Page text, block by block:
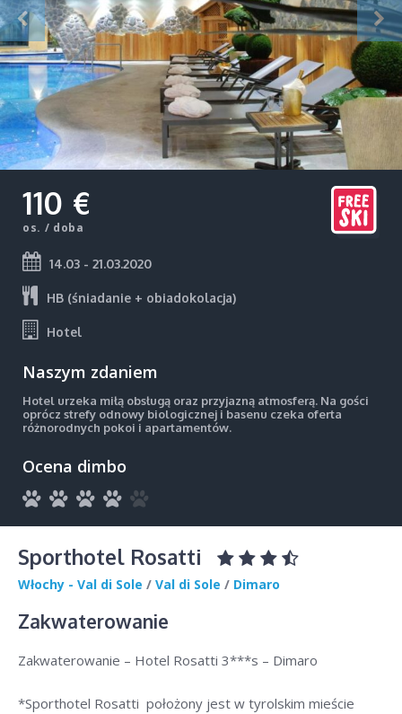
110 €
os. / doba
14.03 - 21.03.2020
HB (śniadanie + obiadokolacja)
Hotel
Naszym zdaniem
Hotel urzeka miłą obsługą oraz przyjazną atmosferą. Na gości
oprócz strefy odnowy biologicznej i basenu czeka oferta
różnorodnych pokoi i apartamentów.
Ocena dimbo
Sporthotel Rosatti
Włochy - Val di Sole / Val di Sole / Dimaro
Zakwaterowanie
Zakwaterowanie – Hotel Rosatti 3***s – Dimaro
*Sporthotel Rosatti położony jest w tyrolskim mieście